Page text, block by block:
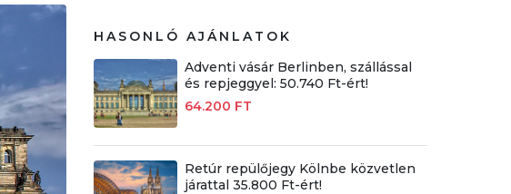
HASONLÓ AJÁNLATOK
Adventi vásár Berlinben, szállással
és repjeggyel: 50.740 Ft-ért!
64.200 FT
Retúr repülőjegy Kölnbe közvetlen
járattal 35.800 Ft-ért!